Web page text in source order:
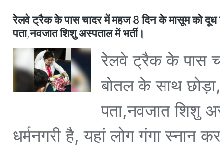
रेलवे ट्रैक के पास चादर में महज 8 दिन के मासूम को दूध
पता,नवजात शिशु अस्पताल में भर्ती।
रेलवे ट्रैक के पास
बोतल के साथ
पता,नवजात शिशु
धर्मनगरी है, यहां लोग गंगा